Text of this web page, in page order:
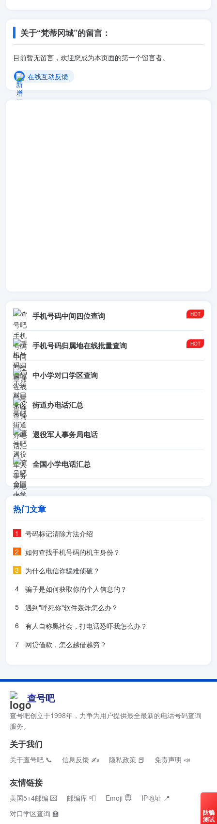
关于“梵蒂冈城”的留言：
目前暂无留言，欢迎您成为本页面的第一个留言者。
在线互动反馈
手机号码中间四位查询
手机号码归属地在线批量查询
中小学对口学区查询
街道办电话汇总
退役军人事务局电话
全国小学电话汇总
热门文章
号码标记清除方法介绍
如何查找手机号码的机主身份？
为什么电信诈骗难侦破？
骗子是如何获取你的个人信息的？
遇到"呼死你"软件轰炸怎么办？
有人自称黑社会，打电话恐吓我怎么办？
网贷借款，怎么越借越穷？
查号吧
查号吧创立于1998年，力争为用户提供最全最新的电话号码查询
服务。
关于我们
关于查号吧 📞 信息反馈 ✍ 隐私政策 📕 免责声明 📣
友情链接
美国5+4邮编 💌 邮编库 📮 Emoji 😇
IP地址 📍
对口学区查询 🏫
防骗
测试